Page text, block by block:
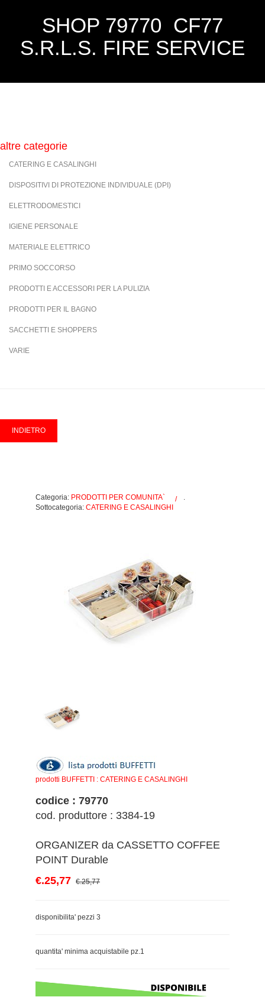
SHOP 79770 CF77
S.R.L.S. FIRE SERVICE
altre categorie
CATERING E CASALINGHI
DISPOSITIVI DI PROTEZIONE INDIVIDUALE (DPI)
ELETTRODOMESTICI
IGIENE PERSONALE
MATERIALE ELETTRICO
PRIMO SOCCORSO
PRODOTTI E ACCESSORI PER LA PULIZIA
PRODOTTI PER IL BAGNO
SACCHETTI E SHOPPERS
VARIE
Categoria: PRODOTTI PER COMUNITA`
Sottocategoria: CATERING E CASALINGHI
prodotti BUFFETTI : CATERING E CASALINGHI
codice : 79770
cod. produttore : 3384-19
ORGANIZER da CASSETTO COFFEE
POINT Durable
€.25,77 €.25,77
disponibilita' pezzi 3
quantita' minima acquistabile pz.1